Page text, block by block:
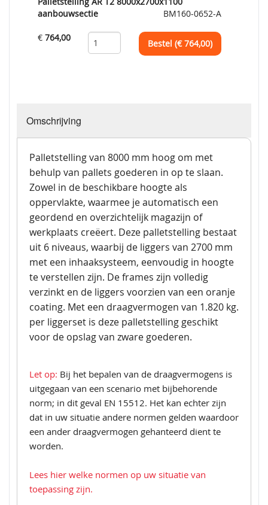
aanbouwsectie
BM160-0652-A
€ 764,00
Bestel (€764,00)
Omschrijving
Palletstelling van 8000 mm hoog om met
behulp van pallets goederen in op te slaan.
Zowel in de beschikbare hoogte als
oppervlakte, waarmee je automatisch een
geordend en overzichtelijk magazijn of
werkplaats creëert. Deze palletstelling bestaat
uit 6 niveaus, waarbij de liggers van 2700 mm
met een inhaaksysteem, eenvoudig in hoogte
te verstellen zijn. De frames zijn volledig
verzinkt en de liggers voorzien van een oranje
coating. Met een draagvermogen van 1.820 kg.
per liggerset is deze palletstelling geschikt
voor de opslag van zware goederen.
Let op: Bij het bepalen van de draagvermogens is
uitgegaan van een scenario met bijbehorende
norm; in dit geval EN 15512. Het kan echter zijn
dat in uw situatie andere normen gelden waardoor
een ander draagvermogen gehanteerd dient te
worden.
Lees hier welke normen op uw situatie van
toepassing zijn.